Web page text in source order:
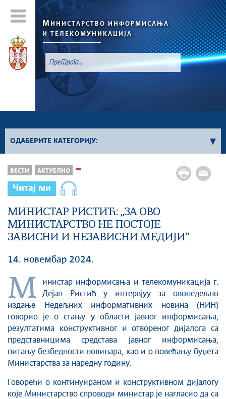
МИНИСТАРСТВО ИНФОРМИСАЊА
И ТЕЛЕКОМУНИКАЦИЈА
ОДАБЕРИТЕ КАТЕГОРИЈУ:
Конкурси из области информисања
Конкурси из области телекомуникација
Конкурси из области информационог
друштва
ВЕСТИ АКТУЕЛНО
Читај ми
МИНИСТАР РИСТИЋ: ,,ЗА ОВО
МИНИСТАРСТВО НЕ ПОСТОЈЕ
ЗАВИСНИ И НЕЗАВИСНИ МЕДИЈИ“
14. новембар 2024.
М
инистар информисања и телекомуникација г.
Дејан Ристић у интервјуу за овонедељно
издање Недељних информативних новина (НИН)
говорио је о стању у области јавног информисања,
резултатима конструктивног и отвореног дијалога са
представницима средстава јавног информисања,
питању безбедности новинара, као и о повећању буџета
Министарства за наредну годину.
Говорећи о континуираном и конструктивном дијалогу
које Министарство спроводи министар је нагласио да са